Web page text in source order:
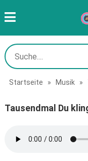
Startseite » Musik »
Tausendmal Du